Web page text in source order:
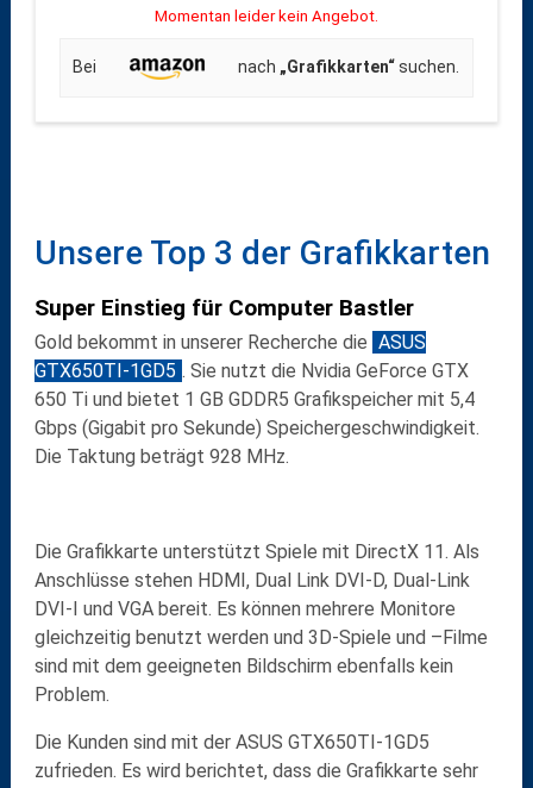
Momentan leider kein Angebot.
Bei nach „Grafikkarten“suchen.
Unsere Top 3 der Grafikkarten
Super Einstieg für Computer Bastler
Gold bekommt in unserer Recherche die ASUS
GTX650TI-1GD5 . Sie nutzt die Nvidia GeForce GTX
650 Tiund bietet 1 GB GDDR5 Grafikspeicher mit 5,4
Gbps (Gigabit pro Sekunde) Speichergeschwindigkeit.
Die Taktung beträgt 928 MHz.
Die Grafikkarte unterstützt Spiele mit DirectX 11. Als
Anschlüsse stehen HDMI, Dual Link DVI-D, Dual-Link
DVI-I und VGAbereit. Es können mehrere Monitore
gleichzeitig benutzt werden und 3D-Spiele und –Filme
sind mit dem geeigneten Bildschirm ebenfalls kein
Problem.
Die Kunden sind mit der ASUS GTX650TI-1GD5
zufrieden. Es wird berichtet, dass die Grafikkarte sehr